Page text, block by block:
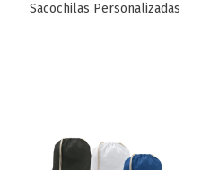
Sacochilas Personalizadas